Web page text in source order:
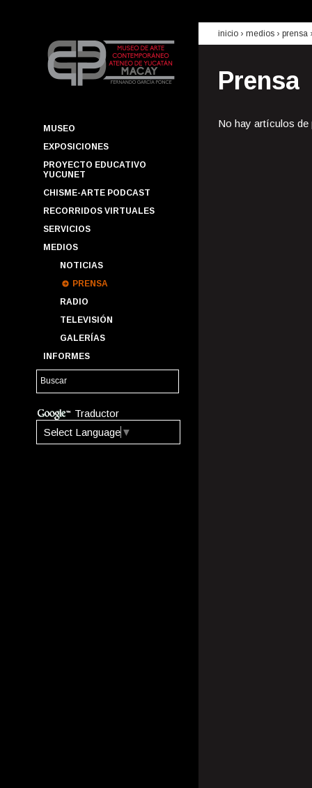
MUSEO
EXPOSICIONES
PROYECTO EDUCATIVO
YUCUNET
CHISME-ARTE PODCAST
RECORRIDOS VIRTUALES
SERVICIOS
MEDIOS
NOTICIAS
PRENSA
RADIO
TELEVISIÓN
GALERÍAS
INFORMES
Traductor
Select Language ▼
inicio › medios › prensa
Prensa
No hay artículos de